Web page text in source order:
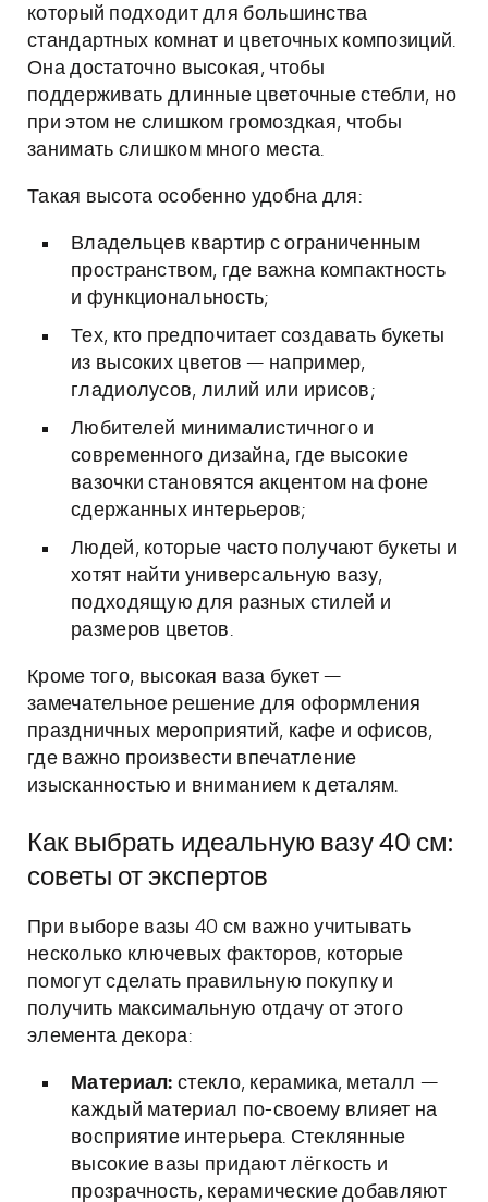
который подходит для большинства
стандартных комнат и цветочных композиций.
Она достаточно высокая, чтобы
поддерживать длинные цветочные стебли, но
при этом не слишком громоздкая, чтобы
занимать слишком много места.
Такая высота особенно удобна для:
Владельцев квартир с ограниченным
пространством, где важна компактность
и функциональность;
Тех, кто предпочитает создавать букеты
из высоких цветов — например,
гладиолусов, лилий или ирисов;
Любителей минималистичного и
современного дизайна, где высокие
вазочки становятся акцентом на фоне
сдержанных интерьеров;
Людей, которые часто получают букеты и
хотят найти универсальную вазу,
подходящую для разных стилей и
размеров цветов.
Кроме того, высокая ваза букет —
замечательное решение для оформления
праздничных мероприятий, кафе и офисов,
где важно произвести впечатление
изысканностью и вниманием к деталям.
Как выбрать идеальную вазу 40 см:
советы от экспертов
При выборе вазы 40 см важно учитывать
несколько ключевых факторов, которые
помогут сделать правильную покупку и
получить максимальную отдачу от этого
элемента декора:
Материал: стекло, керамика, металл —
каждый материал по-своему влияет на
восприятие интерьера. Стеклянные
высокие вазы придают лёгкость и
прозрачность, керамические добавляют